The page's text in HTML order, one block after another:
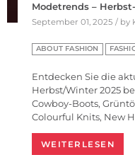
Modetrends –
September 01, 2025 / by
ABOUT FASHION
Entdecken Sie die
Herbst/Winter 2025
Cowboy-Boots,
Colourful Knits, New
WEITERLESEN